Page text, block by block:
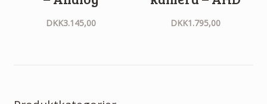
DKK3.145,00 DKK1.795,00